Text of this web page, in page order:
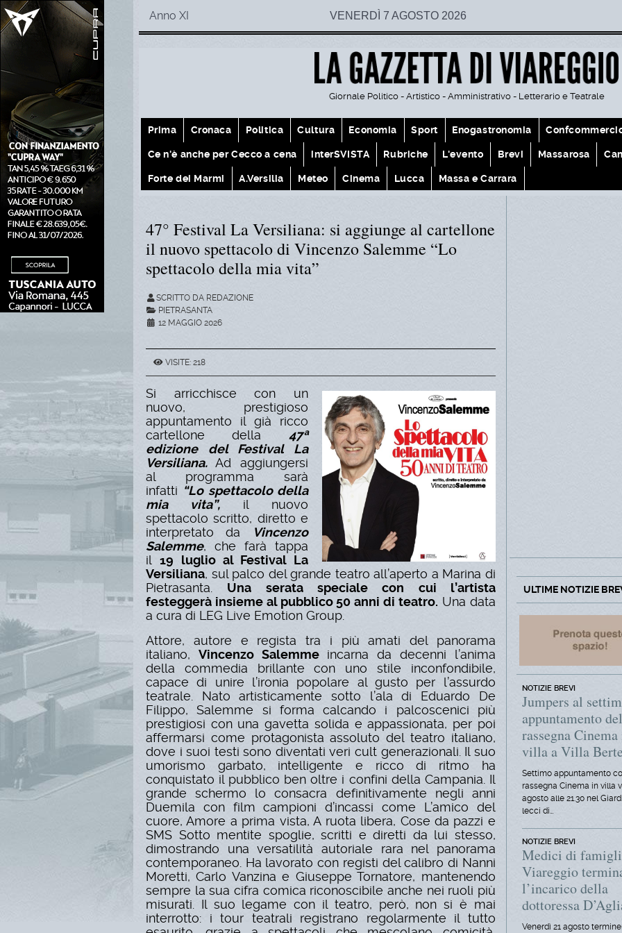
Anno XI VENERDÌ 7 AGOSTO 2026
Giornale Politico - Artistico - Amministrativo - Letterario e Teatrale
Prima Cronaca Politica Cultura Economia Sport Enogastronomia
Ce n'è anche per Cecco a cena interSVISTA Rubriche L'evento Brevi Massarosa
Forte dei Marmi A.Versilia Meteo Cinema Lucca Massa e Carrara
47° Festival La Versiliana: si aggiunge al cartellone
il nuovo spettacolo di Vincenzo Salemme “Lo
spettacolo della mia vita”
SCRITTO DA REDAZIONE
PIETRASANTA
12 MAGGIO 2026
VISITE: 218
Si arricchisce con un
nuovo, prestigioso
appuntamento il già ricco
cartellone della 47ª
edizione del Festival La
Versiliana.Ad aggiungersi
al programma sarà
infatti “Lo spettacolo della
mia vita”,il nuovo
spettacolo scritto, diretto e
interpretato da
Vincenzo
Salemme, che farà tappa
il19 luglio al Festival La
Versiliana, sul palco del grande teatro all’aperto a Marina di
Pietrasanta. Una serata speciale con cui l’artista
festeggerà insieme al pubblico 50 anni di teatro. Una data
a cura di LEG Live Emotion Group.
Attore, autore e regista tra i più amati del panorama
italiano, Vincenzo Salemmeincarna da decenni l’anima
della commedia brillante con uno stile inconfondibile,
capace di unire l’ironia popolare al gusto per l’assurdo
teatrale. Nato artisticamente sotto l’ala di Eduardo De
Filippo, Salemme si forma calcando i palcoscenici più
prestigiosi con una gavetta solida e appassionata, per poi
affermarsi come protagonista assoluto del teatro italiano,
dove i suoi testi sono diventati veri cult generazionali. Il suo
umorismo garbato, intelligente e ricco di ritmo ha
conquistato il pubblico ben oltre i confini della Campania. Il
grande schermo lo consacra definitivamente negli anni
Duemila con film campioni d’incassi come L’amico del
cuore, Amore a prima vista, A ruota libera, Cose da pazzi e
SMS Sotto mentite spoglie, scritti e diretti da lui stesso,
dimostrando una versatilità autoriale rara nel panorama
contemporaneo. Ha lavorato con registi del calibro di Nanni
Moretti, Carlo Vanzina e Giuseppe Tornatore, mantenendo
sempre la sua cifra comica riconoscibile anche nei ruoli più
misurati. Il suo legame con il teatro, però, non si è mai
interrotto: i tour teatrali registrano regolarmente il tutto
ULTIME NOTIZIE
NOTIZIE BREVI
Jumpers al
appuntamento
rassegna
villa a Villa
Settimo appuntamento
rassegna Cinema in villa
agosto alle 21.30 nel
lecci di…
NOTIZIE BREVI
Medici di
Viareggio
l’incarico della
dottoressa
Venerdì 21 agosto